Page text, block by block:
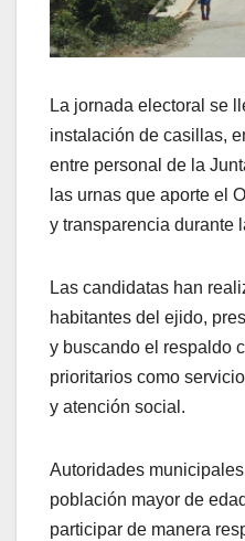
La jornada electoral se
instalación de casillas,
entre personal de la
las urnas que aporte el
y transparencia durante
Las candidatas han
habitantes del ejido,
y buscando el respaldo
prioritarios como
y atención social.
Autoridades
población mayor de
participar de manera